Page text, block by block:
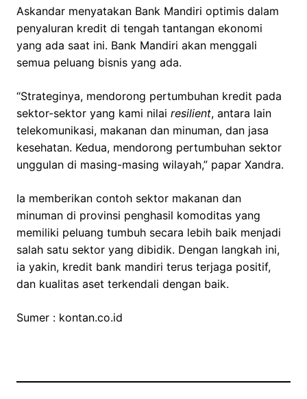
Askandar menyatakan Bank Mandiri optimis dalam
penyaluran kredit di tengah tantangan ekonomi
yang ada saat ini. Bank Mandiri akan menggali
semua peluang bisnis yang ada.
“Strateginya, mendorong pertumbuhan kredit pada
sektor-sektor yang kami nilai resilient, antara lain
telekomunikasi, makanan dan minuman, dan jasa
kesehatan. Kedua, mendorong pertumbuhan sektor
unggulan di masing-masing wilayah,” papar Xandra.
Ia memberikan contoh sektor makanan dan
minuman di provinsi penghasil komoditas yang
memiliki peluang tumbuh secara lebih baik menjadi
salah satu sektor yang dibidik. Dengan langkah ini,
ia yakin, kredit bank mandiri terus terjaga positif,
dan kualitas aset terkendali dengan baik.
Sumer : kontan.co.id